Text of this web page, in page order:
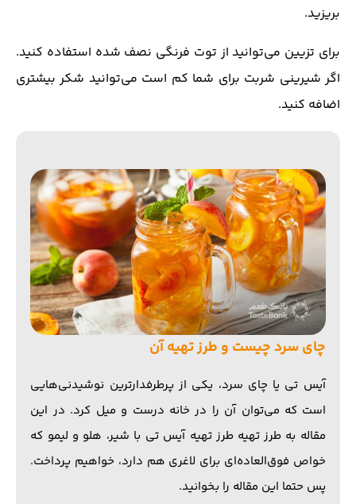
بریزید.
برای تزیین می‌توانید از توت فرنگی نصف شده استفاده کنید.
اگر شیرینی شربت برای شما کم است می‌توانید شکر بیشتری
اضافه کنید.
چای سرد چیست و طرز تهیه آن
آیس تی یا چای سرد، یکی از پرطرفدارترین نوشیدنی‌هایی
است که می‌توان آن را در خانه درست و میل کرد. در این
مقاله به طرز تهیه طرز تهیه آیس تی با شیر، هلو و لیمو که
خواص فوق‌العاده‌ای برای لاغری هم دارد، خواهیم پرداخت.
پس حتما این مقاله را بخوانید.